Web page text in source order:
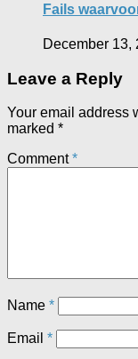
Fails
December 13,
Leave a Reply
Your email address
marked *
Comment*
Name *
Email *